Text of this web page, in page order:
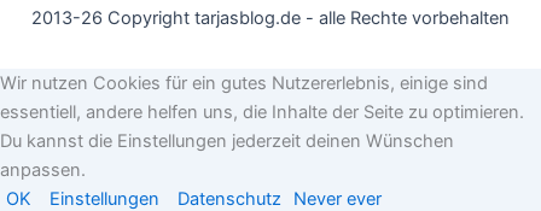
2013-26 Copyright tarjasblog.de - alle Rechte vorbehalten
Wir nutzen Cookies für ein gutes Nutzererlebnis, einige sind
essentiell, andere helfen uns, die Inhalte der Seite zu optimieren.
Du kannst die Einstellungen jederzeit deinen Wünschen
anpassen.
OK
Einstellungen Datenschutz Never ever